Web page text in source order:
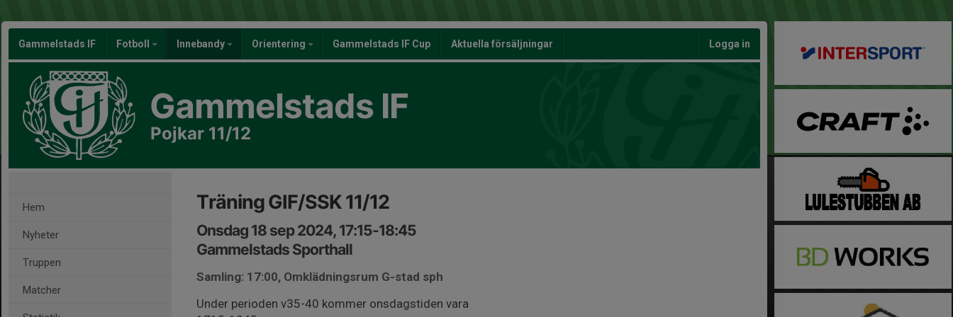
Gammelstads IF Fotboll Innebandy Orientering Gammelstads IF Cup Aktuella försäljningar Logga in
Gammelstads IF
Pojkar 11/12
Hem
Nyheter
Truppen
Matcher
Träning GIF/SSK 11/12
Onsdag 18 sep 2024, 17:15-18:45
Gammelstads Sporthall
Samling: 17:00, Omklädningsrum G-stad sph
Under perioden v35-40 kommer onsdagstiden vara